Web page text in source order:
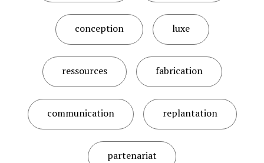
conception luxe
ressources fabrication
communication replantation
partenariat